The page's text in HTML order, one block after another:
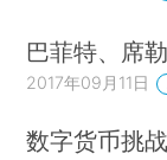
巴菲特、席
2017年09月11日
数字货币挑战